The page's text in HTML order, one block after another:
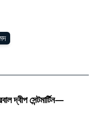
দ্বীপ সেন্টমার্টিন—